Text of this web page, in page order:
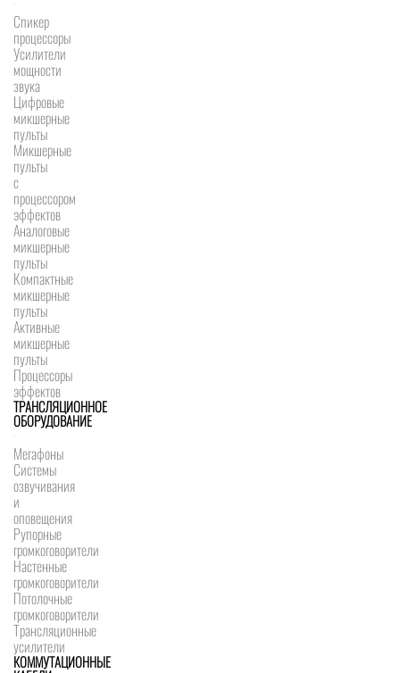
Спикер
процессоры
Усилители
мощности
звука
Цифровые
микшерные
пульты
Микшерные
пульты
с
процессором
эффектов
Аналоговые
микшерные
пульты
Компактные
микшерные
пульты
Активные
микшерные
пульты
Процессоры
эффектов
ТРАНСЛЯЦИОННОЕ
ОБОРУДОВАНИЕ
Мегафоны
Системы
озвучивания
и
оповещения
Рупорные
громкоговорители
Настенные
громкоговорители
Потолочные
громкоговорители
Трансляционные
усилители
КОММУТАЦИОННЫЕ